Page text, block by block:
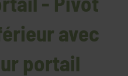
avec
portail